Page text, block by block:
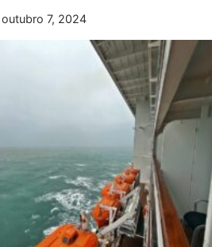
| outubro 7, 2024